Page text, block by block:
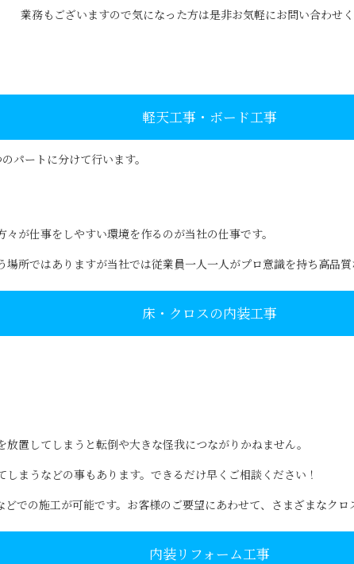
業務もございますので気になった方は是非お気軽にお問い合わせく
軽天工事・ボード工事
パートに分けて行います。
が仕事をしやすい環境を作るのが当社の仕事です。
所ではありますが当社では従業員一人一人がプロ意識を持ち高品質
床・クロスの内装工事
置してしまうと転倒や大きな怪我につながりかねません。
まうなどの事もあります。できるだけ早くご相談ください！
での施工が可能です。お客様のご要望にあわせて、さまざまなク
内装リフォーム工事